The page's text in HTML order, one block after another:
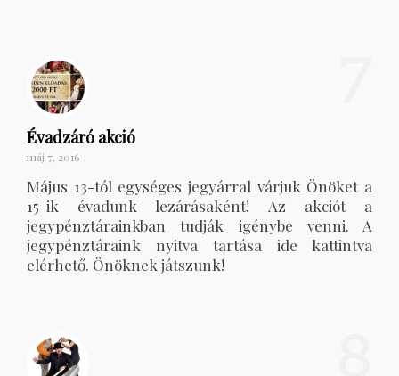
Évadzáró akció
máj 7, 2016
Május 13-tól egységes jegyárral várjuk Önöket a
15-ik évadunk lezárásaként! Az akciót a
jegypénztárainkban tudják igénybe venni. A
jegypénztáraink nyitva tartása ide kattintva
elérhető. Önöknek játszunk!